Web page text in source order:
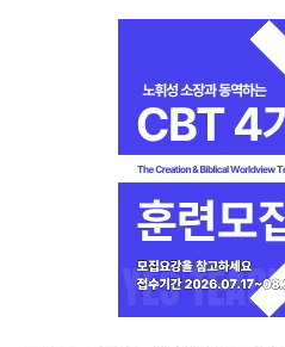
기감 이대위, 감신대 도